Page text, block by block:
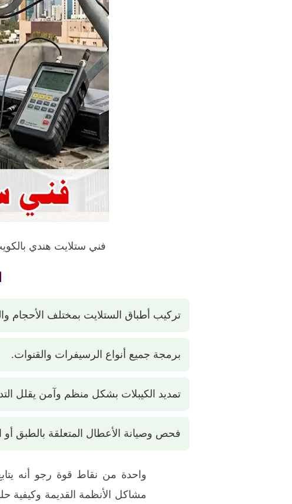
فني ستلايت هندي
تركيب أطباق الستلايت بمختلف الأحجام
برمجة جميع أنواع الرسيفرات والقنوات.
تمديد الكيبلات بشكل منظم وآمن يقلل
فحص وصيانة الأعطال المتعلقة بالطبق أو
واحدة من نقاط قوة رجو أنه
مشاكل الأنظمة القديمة وكيفية